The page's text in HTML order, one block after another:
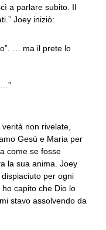
a parlare subito. Il
Joey iniziò:
… ma il prete lo
…”
non rivelate,
Gesù e Maria per
come se fosse
la sua anima. Joey
per ogni
capito che Dio lo
stavo assolvendo da